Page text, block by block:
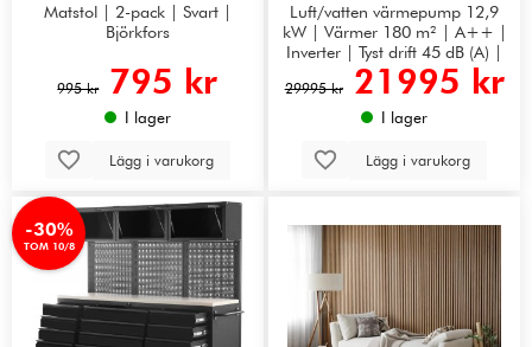
Matstol | 2-pack | Svart |
Björkfors
995 kr 795 kr
I lager
Lägg i varukorg
Luft/vatten värmepump 12,9
kW | Värmer 180 m² | A++ |
Inverter | Tyst drift 45 dB (A) |
WiFi
29995 kr 21995 kr
I lager
Lägg i varukorg
-30%
TOM 10/8